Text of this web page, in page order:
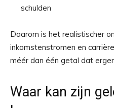
schulden
Daarom is het realistischer
inkomstenstromen en
méér dan één getal dat
Waar kan zijn